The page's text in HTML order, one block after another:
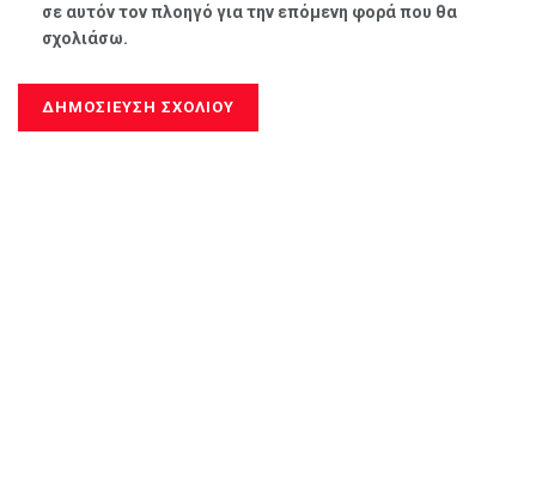
σε αυτόν τον πλοηγό για την επόμενη φορά που θα
σχολιάσω.